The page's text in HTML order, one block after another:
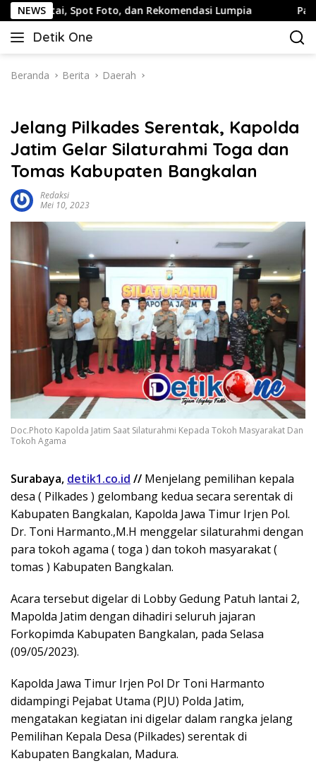
Langsung
ke
konten
NEWS
Spot Foto, dan Rekomendasi Lumpia Panduan
Detik One
Tajam
Fakta
Beranda Berita Daerah
Jelang Pilkades Serentak, Kapolda
Jatim Gelar Silaturahmi Toga dan
Tomas Kabupaten Bangkalan
Redaksi
Mei 10, 2023
Doc.Photo Kapolda Jatim Saat Silaturahmi Kepada Tokoh Masyarakat Dan
Tokoh Agama
Surabaya, detik1.co.id // Menjelang pemilihan kepala
desa ( Pilkades ) gelombang kedua secara serentak di
Kabupaten Bangkalan, Kapolda Jawa Timur Irjen Pol.
Dr. Toni Harmanto.,M.H menggelar silaturahmi dengan
para tokoh agama ( toga ) dan tokoh masyarakat (
tomas ) Kabupaten Bangkalan.
Acara tersebut digelar di Lobby Gedung Patuh lantai 2,
Mapolda Jatim dengan dihadiri seluruh jajaran
Forkopimda Kabupaten Bangkalan, pada Selasa
(09/05/2023).
Kapolda Jawa Timur Irjen Pol Dr Toni Harmanto
didampingi Pejabat Utama (PJU) Polda Jatim,
mengatakan kegiatan ini digelar dalam rangka jelang
Pemilihan Kepala Desa (Pilkades) serentak di
Kabupaten Bangkalan, Madura.